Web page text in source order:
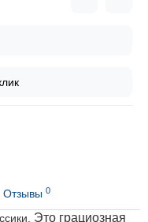
Отзывы 0
Это грациозная